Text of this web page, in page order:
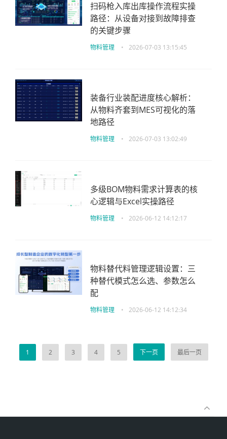
扫码枪入库出库操作流程实操
路径：从设备对接到故障排查
的关键步骤
物料管理 • 2026-07-03 13:15:45
装备行业装配进度核心解析：
从物料齐套到MES可视化的落
地路径
物料管理 • 2026-07-03 13:02:49
多级BOM物料需求计算表的核
心逻辑与Excel实操路径
物料管理 • 2026-06-12 14:12:17
物料替代料管理逻辑设置：三
种替代模式怎么选、参数怎么
配
物料管理 • 2026-06-12 14:12:34
1 2 3 4 5 下一页 最后一页